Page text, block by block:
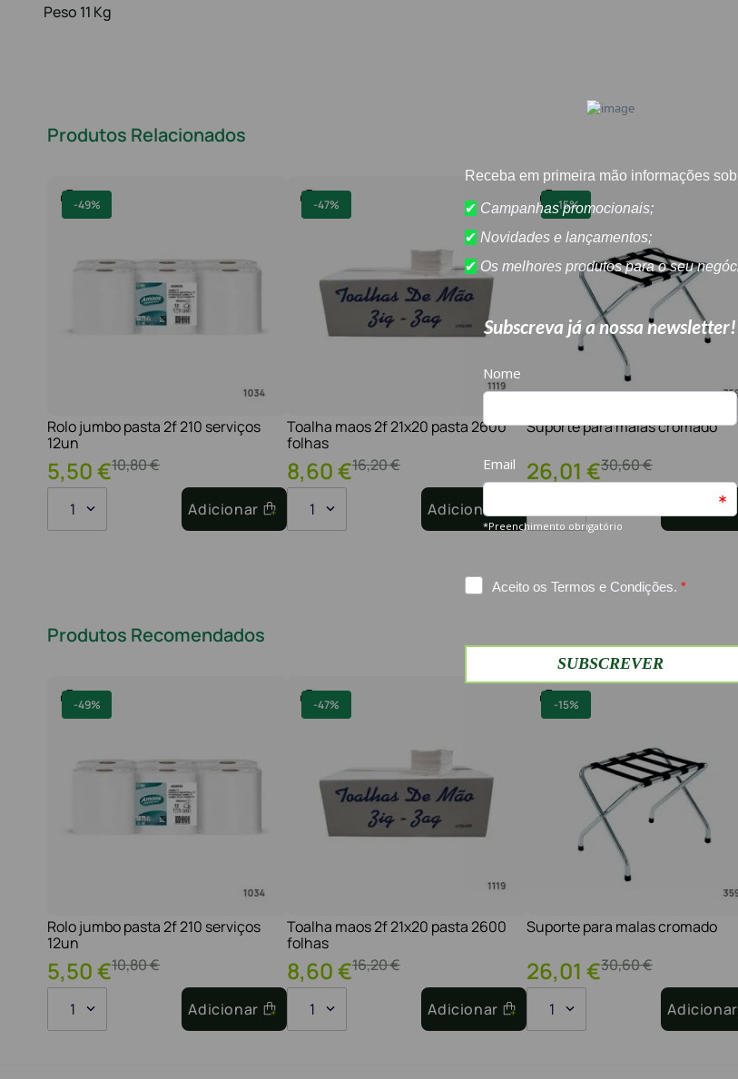
Peso 11 Kg
Produtos Relacionados
-49%
Rolo jumbo pasta 2f 210 serviços
12un
10,80€
5,50€
1 Adicionar
-47%
Toalha maos 2f 21x20 pasta 2600
folhas
16,20€
8,60€
1 Adicionar
-15%
Suporte para malas cromado
30,60€
26,01 €
Adicionar
Produtos Recomendados
-49%
Rolo jumbo pasta 2f 210 serviços
12un
10,80€
5,50€
1 Adicionar
-47%
Toalha maos 2f 21x20 pasta 2600
folhas
16,20€
8,60€
1 Adicionar
-15%
Suporte para malas cromado
30,60€
26,01 €
1 Adicionar